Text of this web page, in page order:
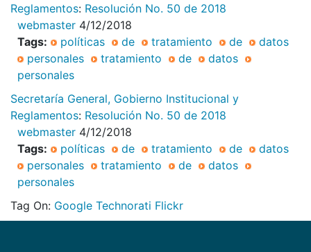
Reglamentos: Resolución No. 50 de 2018
webmaster 4/12/2018
Tags:
políticas de tratamiento de
datos
personales
tratamiento de
datos
personales
Secretaría General, Gobierno Institucional y
Reglamentos: Resolución No. 50 de 2018
webmaster 4/12/2018
Tags:
políticas de tratamiento de
datos
personales
tratamiento de
datos
personales
Tag On: Google Technorati Flickr